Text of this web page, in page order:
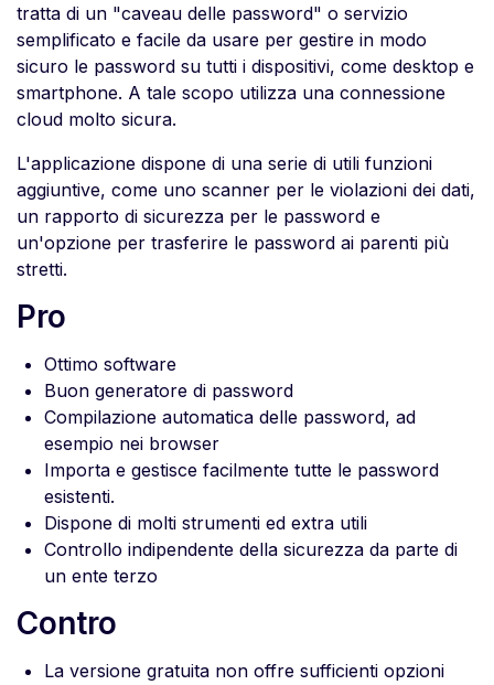
tratta di un "caveau delle password" o servizio
semplificato e facile da usare per gestire in modo
sicuro le password su tutti i dispositivi, come desktop e
smartphone. A tale scopo utilizza una connessione
cloud molto sicura.
L'applicazione dispone di una serie di utili funzioni
aggiuntive, come uno scanner per le violazioni dei dati,
un rapporto di sicurezza per le password e
un'opzione per trasferire le password ai parenti più
stretti.
Pro
Ottimo software
Buon generatore di password
Compilazione automatica delle password, ad
esempio nei browser
Importa e gestisce facilmente tutte le password
esistenti.
Dispone di molti strumenti ed extra utili
Controllo indipendente della sicurezza da parte di
un ente terzo
Contro
La versione gratuita non offre sufficienti opzioni